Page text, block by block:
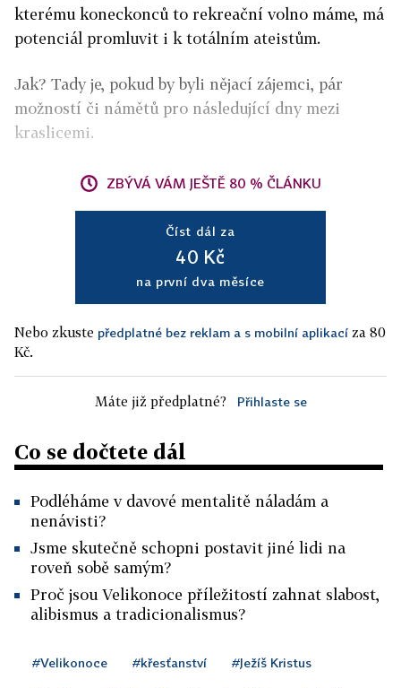
kterému koneckonců to rekreační volno máme, má
potenciál promluvit i k totálním ateistům.
Jak? Tady je, pokud by byli nějací zájemci, pár
možností či námětů pro následující dny mezi
kraslicemi.
ZBÝVÁ VÁM JEŠTĚ 80 % ČLÁNKU
Číst dál za
40 Kč
na první dva měsíce
Nebo zkuste předplatné bez reklam a s mobilní aplikací za 80
Kč.
Máte již předplatné? Přihlaste se
Co se dočtete dál
Podléháme v davové mentalitě náladám a
nenávisti?
Jsme skutečně schopni postavit jiné lidi na
roveň sobě samým?
Proč jsou Velikonoce příležitostí zahnat slabost,
alibismus a tradicionalismus?
#Velikonoce #křesťanství #Ježíš Kristus